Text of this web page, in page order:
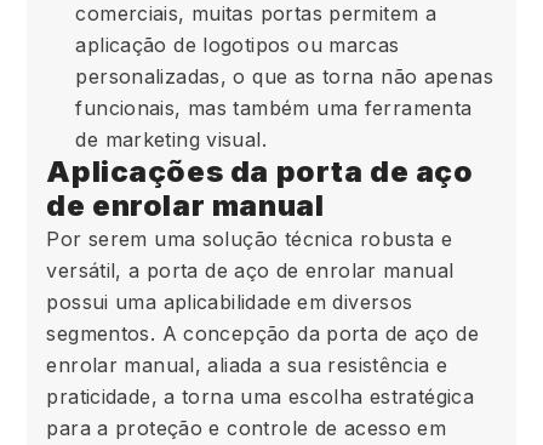
comerciais, muitas portas permitem a
aplicação de logotipos ou marcas
personalizadas, o que as torna não apenas
funcionais, mas também uma ferramenta
de marketing visual.
Aplicações da porta de aço
de enrolar manual
Por serem uma solução técnica robusta e
versátil, a porta de aço de enrolar manual
possui uma aplicabilidade em diversos
segmentos. A concepção da porta de aço de
enrolar manual, aliada a sua resistência e
praticidade, a torna uma escolha estratégica
para a proteção e controle de acesso em